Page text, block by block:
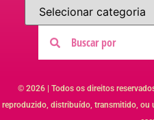
© 2026 | Todos os direitos
reproduzido, distribuído, transmitido, ou